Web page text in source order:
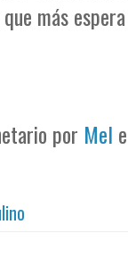
más
por Mel